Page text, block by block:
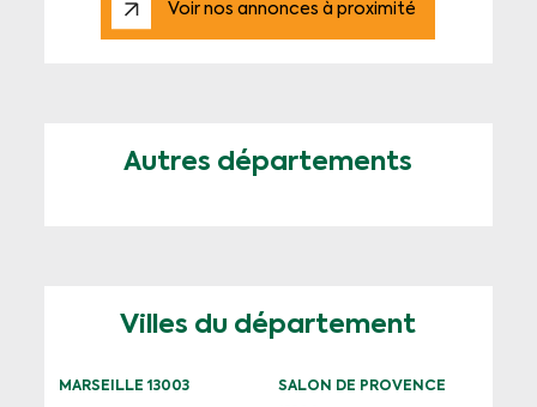
Voir nos annonces à proximité
Autres départements
Villes du département
MARSEILLE 13003
SALON DE PROVENCE